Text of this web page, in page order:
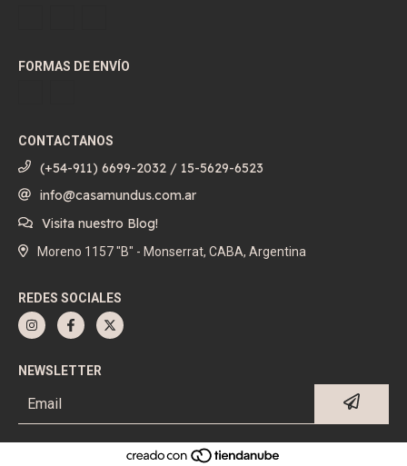
FORMAS DE ENVÍO
CONTACTANOS
(+54-911) 6699-2032 / 15-5629-6523
info@casamundus.com.ar
Visita nuestro Blog!
Moreno 1157 "B" - Monserrat, CABA, Argentina
REDES SOCIALES
NEWSLETTER